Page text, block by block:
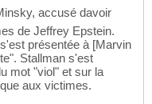
accusé davoir
de Jeffrey Epstein.
présentée à [Marvin
Stallman s'est
mot "viol" et sur la
aux victimes.